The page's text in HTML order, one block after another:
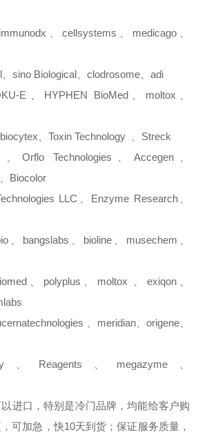
immunodx 、cellsystems medicago
sino Biological clodrosome
adi
E HYPHEN BioMed、 moltox
biocytex Toxin Technology
Streck
Orflo Technologies Accegen、
Biocolor
LLC Enzyme Research、
bangslabs bioline musechem
、 polyplus moltox exiqon、
meridian、 origene、
、 Reagents megazyme、
进口，特别是冷门品牌，均能给客户购
可加急，快10天到货；保证服务质量，